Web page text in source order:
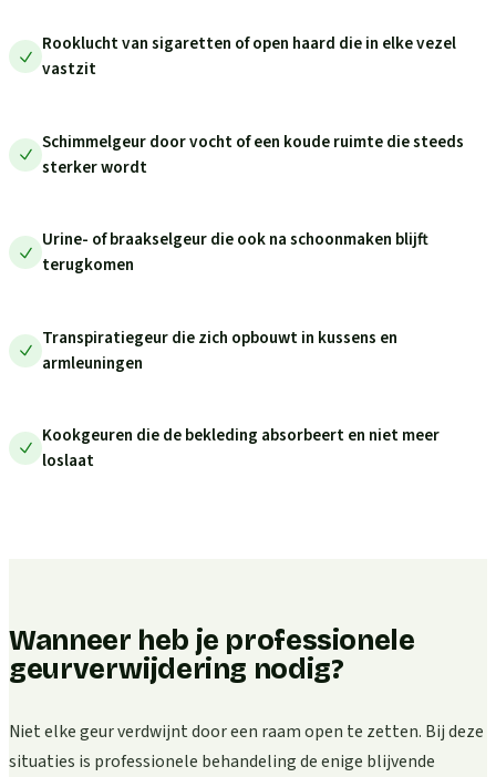
Rooklucht van sigaretten of open haard die in elke vezel
vastzit
Schimmelgeur door vocht of een koude ruimte die steeds
sterker wordt
Urine- of braakselgeur die ook na schoonmaken blijft
terugkomen
Transpiratiegeur die zich opbouwt in kussens en
armleuningen
Kookgeuren die de bekleding absorbeert en niet meer
loslaat
Wanneer heb je professionele
geurverwijdering nodig?
Niet elke geur verdwijnt door een raam open te zetten. Bij deze
situaties is professionele behandeling de enige blijvende